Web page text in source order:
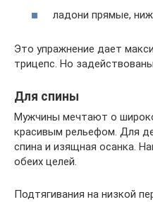
ладони прямые,
Это упражнение дает
трицепс. Но
Для спины
Мужчины мечтают о
красивым рельефом. Для
спина и изящная осанка.
обеих целей.
Подтягивания на низкой